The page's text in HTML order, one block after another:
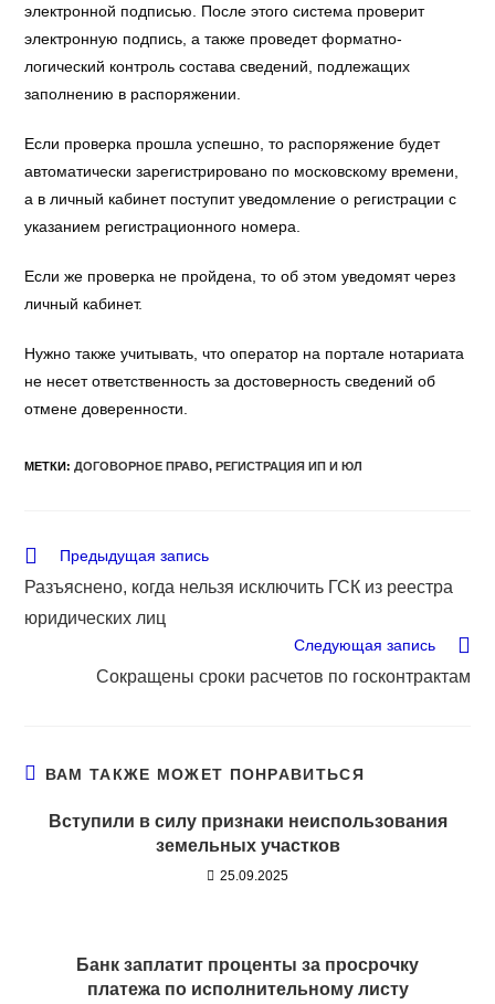
электронной подписью. После этого система проверит
электронную подпись, а также проведет форматно-
логический контроль состава сведений, подлежащих
заполнению в распоряжении.
Если проверка прошла успешно, то распоряжение будет
автоматически зарегистрировано по московскому времени,
а в личный кабинет поступит уведомление о регистрации с
указанием регистрационного номера.
Если же проверка не пройдена, то об этом уведомят через
личный кабинет.
Нужно также учитывать, что оператор на портале нотариата
не несет ответственность за достоверность сведений об
отмене доверенности.
МЕТКИ:ДОГОВОРНОЕ ПРАВО, РЕГИСТРАЦИЯ ИП И ЮЛ
Еще
Предыдущая запись
Разъяснено, когда нельзя исключить ГСК из реестра
юридических лиц
Следующая запись
Сокращены сроки расчетов по госконтрактам
ВАМ ТАКЖЕ МОЖЕТ ПОНРАВИТЬСЯ
Вступили в силу признаки неиспользования
земельных участков
25.09.2025
Банк заплатит проценты за просрочку
платежа по исполнительному листу